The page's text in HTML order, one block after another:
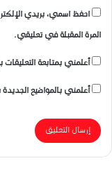
احفظ اسمي، بريدي
المرة المقبلة في تعليقي.
أعلمني بمتابعة التعليقات
أعلمني بالمواضيع